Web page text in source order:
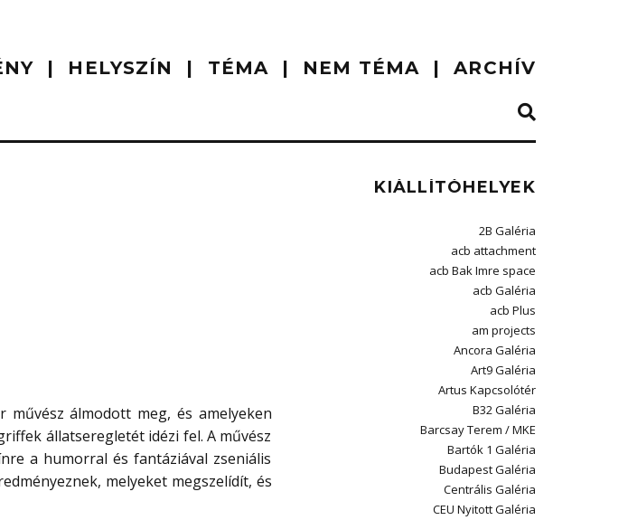
HELYSZÍN TÉMA NEM TÉMA ARCHÍV
álmodott meg, és amelyeken
állatseregletét idézi fel. A művész
a humorral és fantáziával zseniális
melyeket megszelídít, és
KIÁLLÍTÓHELYEK
2B Galéria
acb attachment
acb Bak Imre space
acb Galéria
acb Plus
am projects
Ancora Galéria
Art9 Galéria
Artus Kapcsolótér
B32 Galéria
Barcsay Terem / MKE
Bartók 1 Galéria
Budapest Galéria
Centrális Galéria
CEU Nyitott Galéria